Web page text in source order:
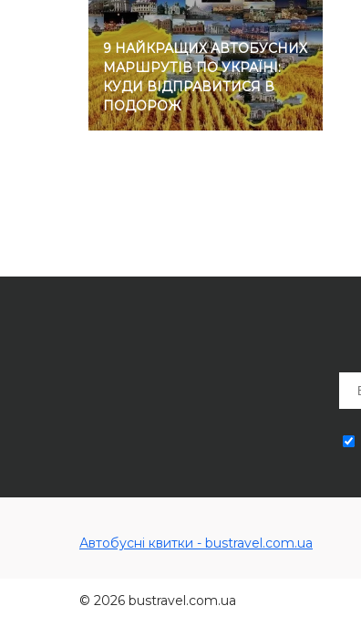
9 НАЙКРАЩИХ АВТОБУСНИХ
МАРШРУТІВ ПО УКРАЇНІ:
КУДИ ВІДПРАВИТИСЯ В
ПОДОРОЖ
Автобусні квитки - bustravel.com.ua
© 2026 bustravel.com.ua